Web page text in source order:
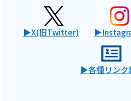
X(旧Twitter)
各種リンク